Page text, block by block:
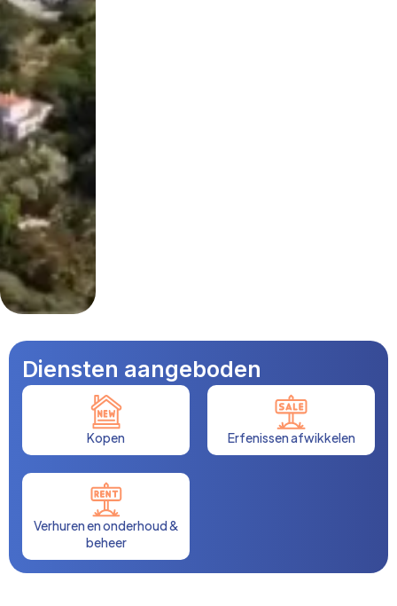
Diensten aangeboden
Kopen Erfenissen afwikkelen
Verhuren en onderhoud &
beheer